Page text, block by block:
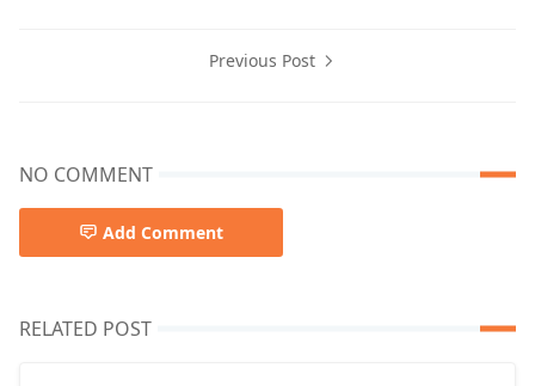
Previous Post
NO COMMENT
Add Comment
RELATED POST